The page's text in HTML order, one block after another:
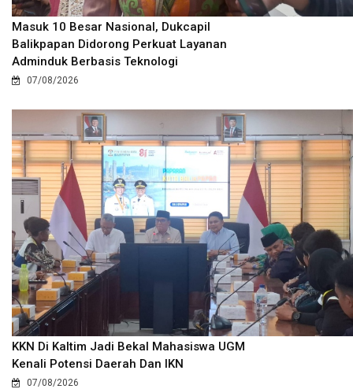
Masuk 10 Besar Nasional, Dukcapil
Balikpapan Didorong Perkuat Layanan
Adminduk Berbasis Teknologi
07/08/2026
KKN Di Kaltim Jadi Bekal Mahasiswa UGM
Kenali Potensi Daerah Dan IKN
07/08/2026